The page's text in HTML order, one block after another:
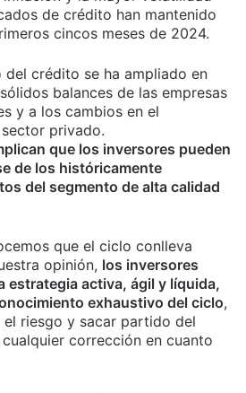
de crédito han mantenido
cincos meses de 2024.
del crédito se ha ampliado en
balances de las empresas
y a los cambios en el
privado.
que los inversores pueden
de los históricamente
del segmento de alta calidad
que el ciclo conlleva
opinión, los inversores
estrategia activa, ágil y líquida,
exhaustivo del ciclo,
riesgo y sacar partido del
corrección en cuanto